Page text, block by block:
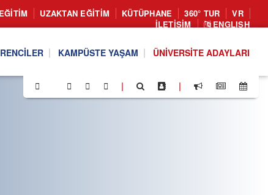
UZAKTAN EĞITIM KÜTÜPHANE 360° TUR
VR
İLETIŞIM
ENGLISH
KAMPÜSTE YAŞAM ÜNIVERSITE ADAYLARI
| |